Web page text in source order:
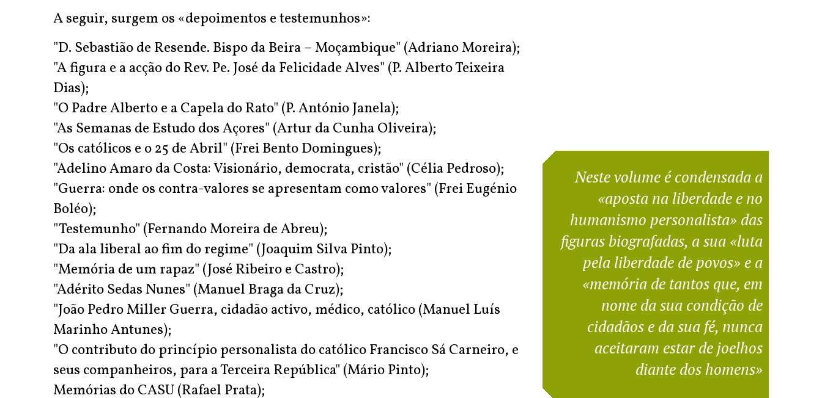
A seguir, surgem os «depoimentos e testemunhos»:
"D. Sebastião de Resende. Bispo da Beira – Moçambique" (Adriano Moreira);
"A figura e a acção do Rev. Pe. José da Felicidade Alves" (P. Alberto Teixeira
Dias);
"O Padre Alberto e a Capela do Rato" (P. António Janela);
"As Semanas de Estudo dos Açores" (Artur da Cunha Oliveira);
"Os católicos e o 25 de Abril" (Frei Bento Domingues);
"Adelino Amaro da Costa: Visionário, democrata, cristão" (Célia Pedroso);
"Guerra: onde os contra-valores se apresentam como valores" (Frei Eugénio
Boléo);
"Testemunho" (Fernando Moreira de Abreu);
"Da ala liberal ao fim do regime" (Joaquim Silva Pinto);
"Memória de um rapaz" (José Ribeiro e Castro);
"Adérito Sedas Nunes" (Manuel Braga da Cruz);
"João Pedro Miller Guerra, cidadão activo, médico, católico (Manuel Luís
Marinho Antunes);
"O contributo do princípio personalista do católico Francisco Sá Carneiro, e
seus companheiros, para a Terceira República" (Mário Pinto);
Memórias do CASU (Rafael Prata);
Neste volume é condensada a
«aposta na liberdade e no
humanismo personalista» das
figuras biografadas, a sua «luta
pela liberdade de povos» e a
«memória de tantos que, em
nome da sua condição de
cidadãos e da sua fé, nunca
aceitaram estar de joelhos
diante dos homens»